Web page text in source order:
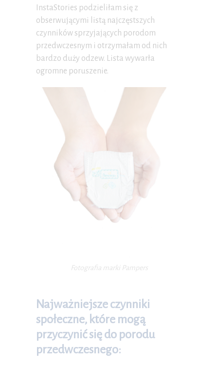
InstaStories podzieliłam się z
obserwującymi listą najczęstszych
czynników sprzyjających porodom
przedwczesnym i otrzymałam od nich
bardzo duży odzew. Lista wywarła
ogromne poruszenie.
Fotografia marki Pampers
Najważniejsze czynniki
społeczne, które mogą
przyczynić się do porodu
przedwczesnego: